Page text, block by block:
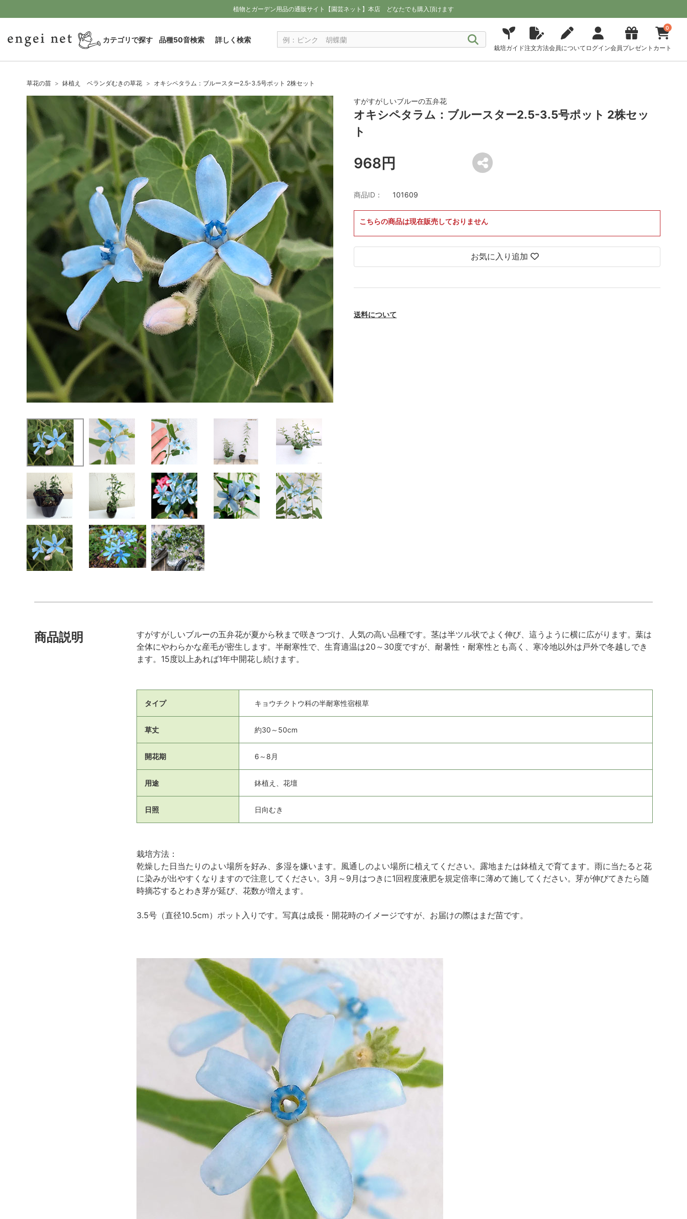
植物とガーデン用品の通販サイト【園芸ネット】本店 どなたでも購入頂けます
カテゴリで探す 品種50音検索 詳しく検索
栽培ガイド注文方法会員について ログイン会員プレゼント
0
カート
草花の苗 鉢植え ベランダむきの草花 オキシペタラム：ブルースター2.5-3.5号ポット 2株セット
すがすがしいブルーの五弁花
オキシペタラム：ブルースター2.5-3.5号ポット 2株セッ
ト
968円
商品ID： 101609
こちらの商品は現在販売しておりません
お気に入り追加
送料について
商品説明
すがすがしいブルーの五弁花が夏から秋まで咲きつづけ、人気の高い品種です。茎は半ツル状でよく伸び、這うように横に広がります。葉は
全体にやわらかな産毛が密生します。半耐寒性で、生育適温は20～30度ですが、耐暑性・耐寒性とも高く、寒冷地以外は戸外で冬越しでき
ます。15度以上あれば1年中開花し続けます。
タイプ キョウチクトウ科の半耐寒性宿根草
草丈 約30～50cm
開花期 6～8月
用途 鉢植え、花壇
日照 日向むき
栽培方法：
乾燥した日当たりのよい場所を好み、多湿を嫌います。風通しのよい場所に植えてください。露地または鉢植えで育てます。雨に当たると花
に染みが出やすくなりますので注意してください。3月～9月はつきに1回程度液肥を規定倍率に薄めて施してください。芽が伸びてきたら随
時摘芯するとわき芽が延び、花数が増えます。
3.5号（直径10.5cm）ポット入りです。写真は成長・開花時のイメージですが、お届けの際はまだ苗です。